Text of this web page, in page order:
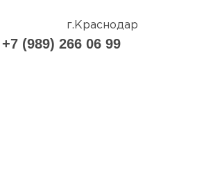
г.Краснодар
+7 (989) 266 06 99